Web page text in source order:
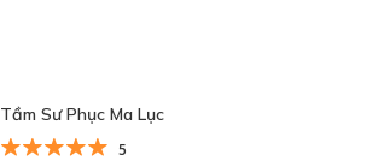
Tầm Sư Phục Ma Lục
5